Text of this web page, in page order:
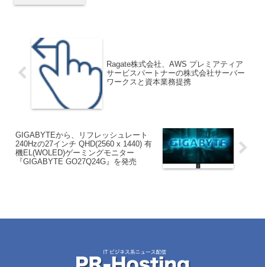
Ragate株式会社、AWS プレミアティア
サービスパートナーの株式会社サーバー
ワークスと資本業務提携
GIGABYTEから、リフレッシュレート
240Hzの27インチ QHD(2560 x 1440) 有
機EL(WOLED)ゲーミングモニター
『GIGABYTE GO27Q24G』を発売